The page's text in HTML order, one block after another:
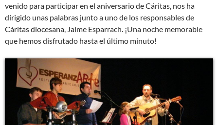
venido para participar en el aniversario de Cáritas, nos ha
dirigido unas palabras junto a uno de los responsables de
Cáritas diocesana, Jaime Esparrach. ¡Una noche memorable
que hemos disfrutado hasta el último minuto!